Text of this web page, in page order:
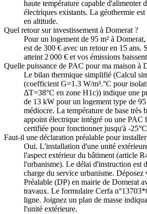
haute température capable d'alimenter
électriques existants. La géothermie
en altitude.
Quel retour sur investissement à Domerat ?
Pour un logement de 95 m² à
est de 300 € avec un retour en 15 ans.
atteint 2 000 € et vos émissions
Quelle puissance de PAC pour ma maison à
Le bilan thermique simplifié (Calcul
(coefficient G=1.3 W/m³.°C pour
ΔT=38°C en zone H1c)) indique une
de 13 kW pour un logement type de
médiocre. La température de base très
appoint électrique intégré ou une PAC
certifiée pour fonctionner jusqu'à -
Faut-il une déclaration préalable pour
Oui. L'installation d'une unité
l'aspect extérieur du bâtiment (article
l'urbanisme). Le délai d'instruction est
charge du service urbanisme. Déposez
Préalable (DP) en mairie de Domerat
travaux. Le formulaire Cerfa
ligne. Joignez un plan de masse
l'unité extérieure.